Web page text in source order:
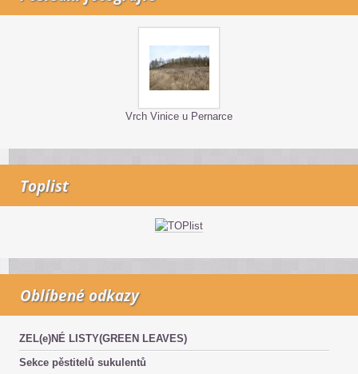
Vrch Vinice u Pernarce
Toplist
Oblíbené odkazy
ZEL(e)NÉ LISTY(GREEN LEAVES)
Sekce pěstitelů sukulentů